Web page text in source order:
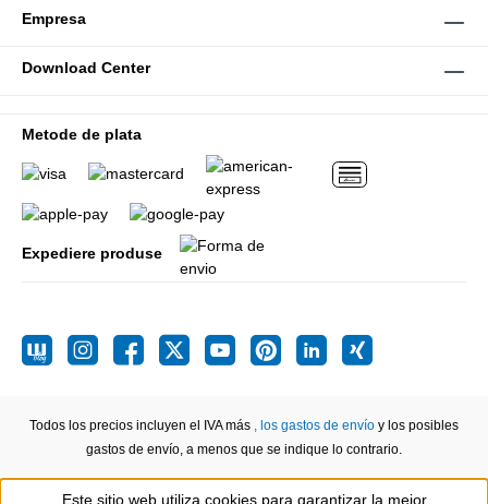
Empresa
Download Center
Metode de plata
Expediere produse
Todos los precios incluyen el IVA más , los gastos de envío y los posibles
gastos de envío, a menos que se indique lo contrario.
Este sitio web utiliza cookies para garantizar la mejor